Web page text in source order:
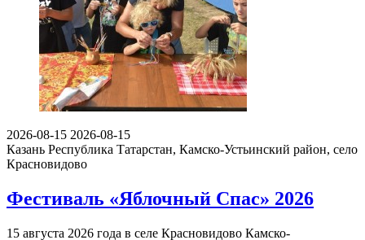
2026-08-15 2026-08-15
Казань Республика Татарстан, Камско-Устьинский район, село
Красновидово
Фестиваль «Яблочный Спас» 2026
15 августа 2026 года в селе Красновидово Камско-